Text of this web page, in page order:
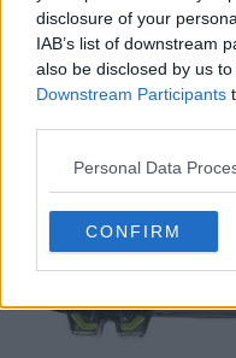
disclosure of your
IAB’s list of downstream
also be disclosed by us
Downstream Participants
Personal Data
CONFIRM
Nike Mercurial
laser/Blanc/Noir/